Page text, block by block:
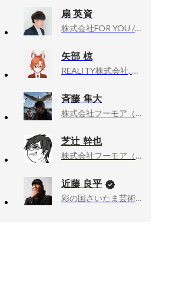
扇 英資
株式会社FOR YOU / FOR YOU Inc., IP Produce Div. 執行役員
矢部 椋
REALITY株式会社, プロダクト本部 Engagementグループ シニアマネージャー
斉藤 隼大
株式会社フーモア（Whomor）, 取締役
芝辻 幹也
株式会社フーモア（Whomor）, 代表取締役社長
近藤 良平
彩の国さいたま芸術劇場, 次期芸術監督